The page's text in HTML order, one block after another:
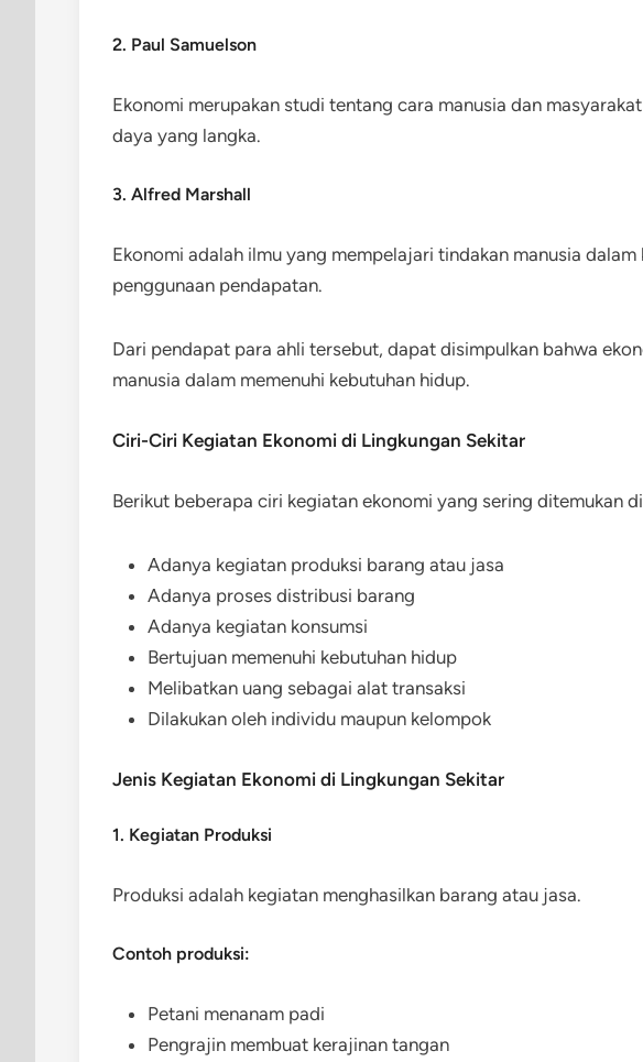
2. Paul Samuelson
Ekonomi merupakan studi tentang cara manusia dan
daya yang langka.
3. Alfred Marshall
Ekonomi adalah ilmu yang mempelajari tindakan manusia
penggunaan pendapatan.
Dari pendapat para ahli tersebut, dapat disimpulkan bahwa
manusia dalam memenuhi kebutuhan hidup.
Ciri-Ciri Kegiatan Ekonomi di Lingkungan Sekitar
Berikut beberapa ciri kegiatan ekonomi yang sering ditemukan
Adanya kegiatan produksi barang atau jasa
Adanya proses distribusi barang
Adanya kegiatan konsumsi
Bertujuan memenuhi kebutuhan hidup
Melibatkan uang sebagai alat transaksi
Dilakukan oleh individu maupun kelompok
Jenis Kegiatan Ekonomi di Lingkungan Sekitar
1. Kegiatan Produksi
Produksi adalah kegiatan menghasilkan barang atau jasa.
Contoh produksi:
Petani menanam padi
Pengrajin membuat kerajinan tangan